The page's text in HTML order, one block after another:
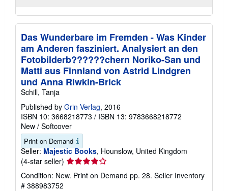
Das Wunderbare im Fremden - Was Kinder
am Anderen fasziniert. Analysiert an den
Fotobilderb??????chern Noriko-San und
Matti aus Finnland von Astrid Lindgren
und Anna Riwkin-Brick
Schill, Tanja
Published by Grin Verlag, 2016
ISBN 10: 3668218773 / ISBN 13: 9783668218772
New / Softcover
Print on Demand
Seller: Majestic Books, Hounslow, United Kingdom
(4-star seller) Seller
rating
4
Condition: New. Print on Demand pp. 28. Seller Inventory
# 388983752